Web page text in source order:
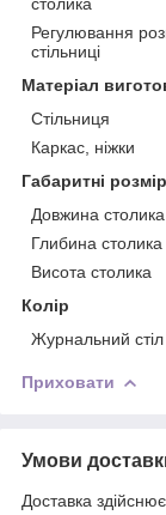
Регулювання
стільниці
Матеріал
Стільниця
Каркас, ніжки
Габаритні
Довжина столика
Глибина столика
Висота столика
Колір
Журнальний стіл
Приховати
Умови
Доставка